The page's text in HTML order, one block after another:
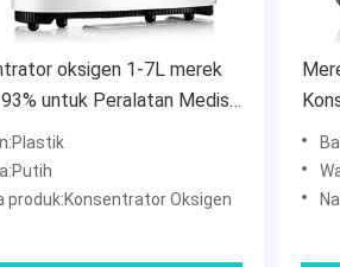
oksigen 1-7L merek
untuk Peralatan Medis
di rumah
produk:Konsentrator Oksigen